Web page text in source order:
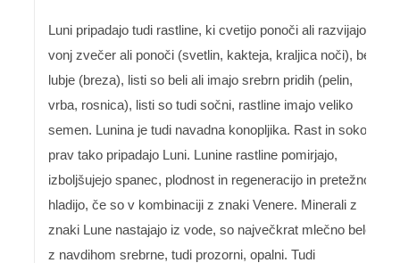
Luni pripadajo tudi rastline, ki cvetijo ponoči ali razvijajo
vonj zvečer ali ponoči (svetlin, kakteja, kraljica noči), belo
lubje (breza), listi so beli ali imajo srebrn pridih (pelin,
vrba, rosnica), listi so tudi sočni, rastline imajo veliko
semen. Lunina je tudi navadna konopljika. Rast in sokovi
prav tako pripadajo Luni. Lunine rastline pomirjajo,
izboljšujejo spanec, plodnost in regeneracijo in pretežno
hladijo, če so v kombinaciji z znaki Venere. Minerali z
znaki Lune nastajajo iz vode, so največkrat mlečno bele
z navdihom srebrne, tudi prozorni, opalni. Tudi